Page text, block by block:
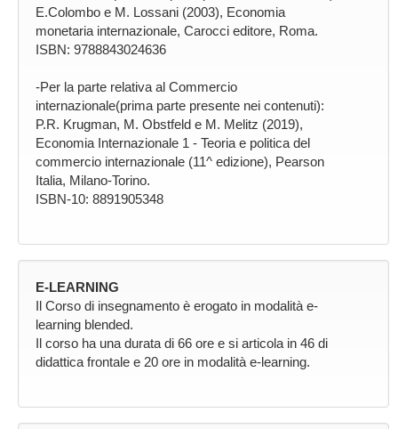
E.Colombo e M. Lossani (2003), Economia
monetaria internazionale, Carocci editore, Roma.
ISBN: 9788843024636
-Per la parte relativa al Commercio
internazionale(prima parte presente nei contenuti):
P.R. Krugman, M. Obstfeld e M. Melitz (2019),
Economia Internazionale 1 - Teoria e politica del
commercio internazionale (11^ edizione), Pearson
Italia, Milano-Torino.
ISBN-10: ‎8891905348
E-LEARNING
Il Corso di insegnamento è erogato in modalità e-
learning blended.
Il corso ha una durata di 66 ore e si articola in 46 di
didattica frontale e 20 ore in modalità e-learning.